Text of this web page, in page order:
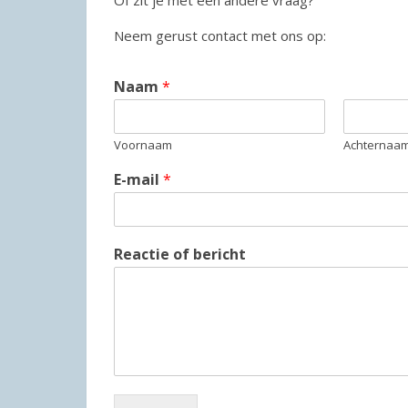
Neem gerust contact met ons op:
Naam *
Voornaam
E-mail *
Reactie of bericht